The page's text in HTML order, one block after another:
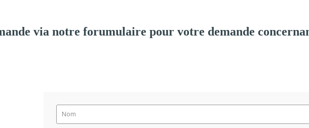
via notre forumulaire pour votre demande